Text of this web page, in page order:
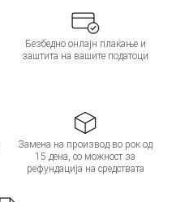
Безбедно онлајн плаќање и
заштита на вашите податоци
Замена на производ во рок од
15 дена, со можност за
рефундација на средствата